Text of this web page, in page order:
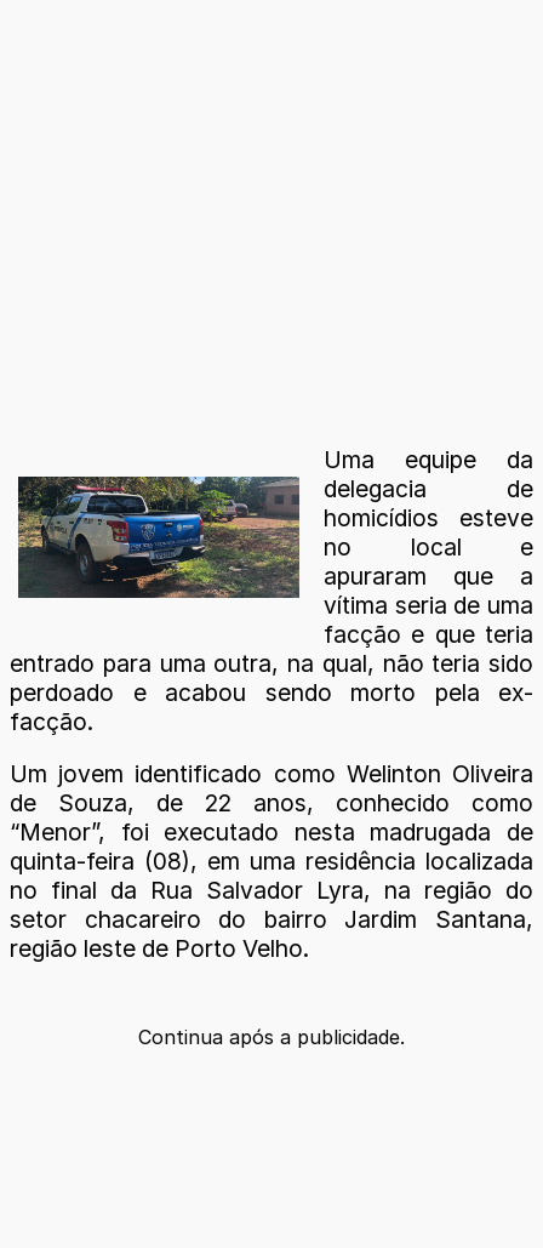
Uma equipe da
delegacia de
homicídios esteve
no local e
apuraram que a
vítima seria de uma
facção e que teria
entrado para uma outra, na qual, não teria sido
perdoado e acabou sendo morto pela ex-
facção.
Um jovem identificado como Welinton Oliveira
de Souza, de 22 anos, conhecido como
“Menor”, foi executado nesta madrugada de
quinta-feira (08), em uma residência localizada
no final da Rua Salvador Lyra, na região do
setor chacareiro do bairro Jardim Santana,
região leste de Porto Velho.
Continua após a publicidade.